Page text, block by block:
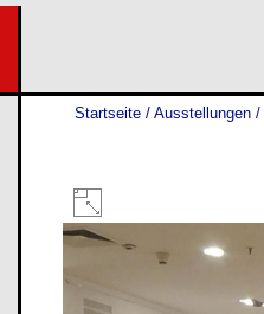
Startseite / Ausstellungen /